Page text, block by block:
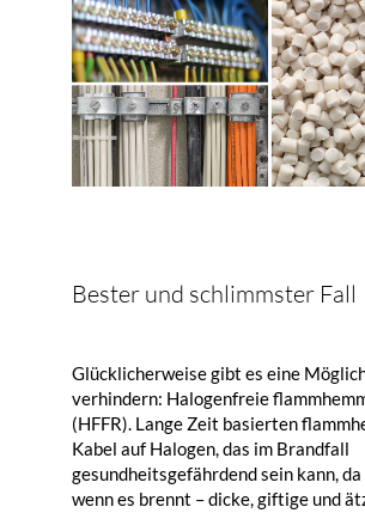
Bester und schlimmster Fall
Glücklicherweise gibt es eine
verhindern: Halogenfreie
(HFFR). Lange Zeit basierten
Kabel auf Halogen, das im Brandfall
gesundheitsgefährdend sein kann,
wenn es brennt – dicke, giftige und